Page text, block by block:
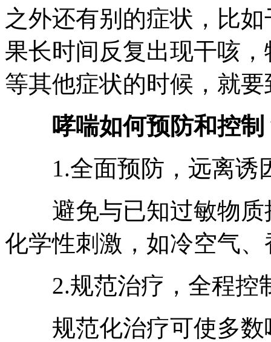
之外还有别的症状，比
果长时间反复出现干咳
等其他症状的时候，就
哮喘如何预防和控制
1.全面预防，远离诱
避免与已知过敏物质
化学性刺激，如冷空气
2.规范治疗，全程控
规范化治疗可使多数